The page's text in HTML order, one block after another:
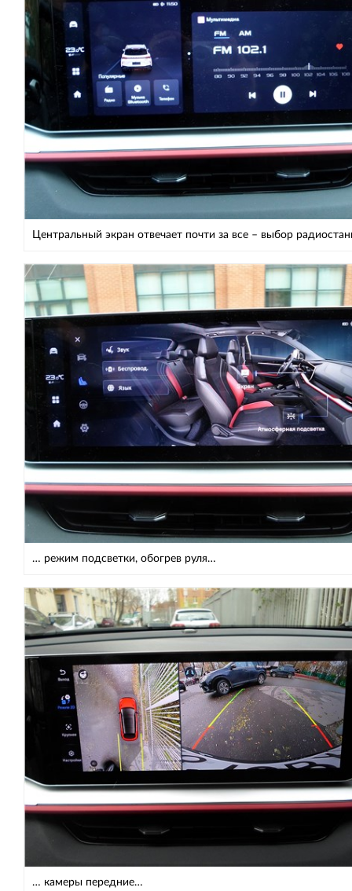
Центральный экран отвечает почти за все – выбор
… режим подсветки, обогрев руля…
… камеры передние…